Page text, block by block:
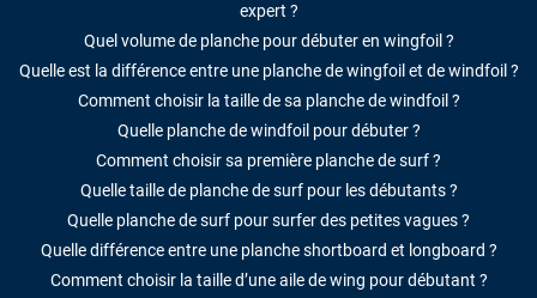
expert ?
Quel volume de planche pour débuter en wingfoil ?
Quelle est la différence entre une planche de wingfoil et de windfoil ?
Comment choisir la taille de sa planche de windfoil ?
Quelle planche de windfoil pour débuter ?
Comment choisir sa première planche de surf ?
Quelle taille de planche de surf pour les débutants ?
Quelle planche de surf pour surfer des petites vagues ?
Quelle différence entre une planche shortboard et longboard ?
Comment choisir la taille d’une aile de wing pour débutant ?